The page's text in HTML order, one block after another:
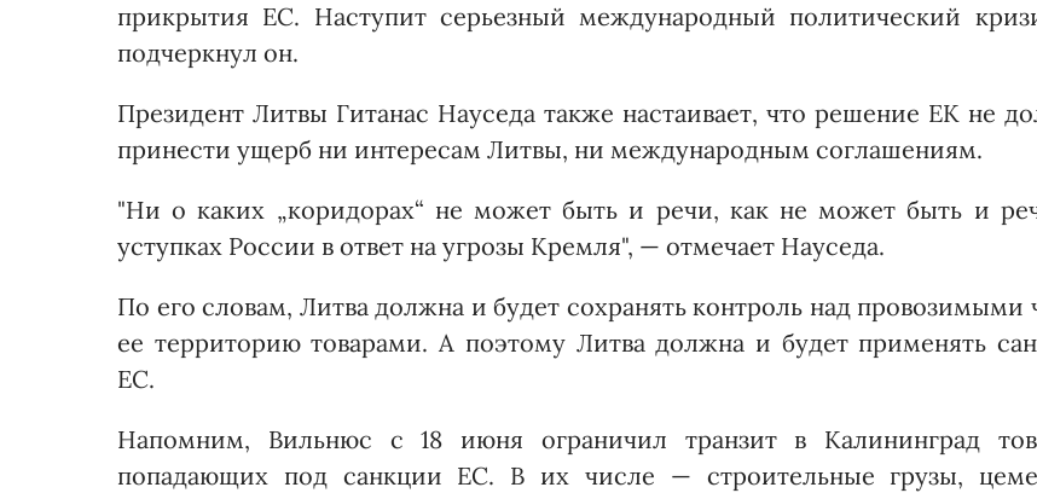
прикрытия ЕС. Наступит серьезный международный политический
подчеркнул он.
Президент Литвы Гитанас Науседа также настаивает, что решение ЕК не
принести ущерб ни интересам Литвы, ни международным соглашениям.
"Ни о каких „коридорах“ не может быть и речи, как не может быть и
уступках России в ответ на угрозы Кремля", — отмечает Науседа.
По его словам, Литва должна и будет сохранять контроль над провозимыми
ее территорию товарами. А поэтому Литва должна и будет применять
ЕС.
Напомним, Вильнюс с 18 июня ограничил транзит в Калининград
попадающих под санкции ЕС. В их числе — строительные грузы,